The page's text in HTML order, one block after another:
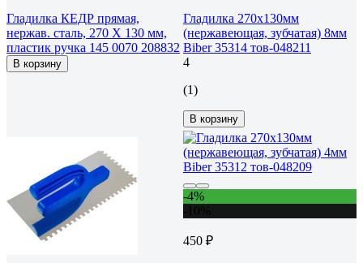
Гладилка КЕДР прямая,
нержав. сталь, 270 Х 130 мм,
пластик ручка 145 0070 208832
В корзину
Гладилка 270х130мм
(нержавеющая, зубчатая) 8мм
Biber 35314 тов-048211
4
(1)
В корзину
-4%
450 ₽